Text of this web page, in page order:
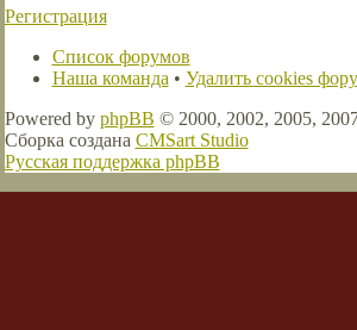
Регистрация
Список форумов
Наша команда • Удалить cookies
Powered by phpBB © 2000, 2002, 2005,
Сборка создана CMSart Studio
Русская поддержка phpBB